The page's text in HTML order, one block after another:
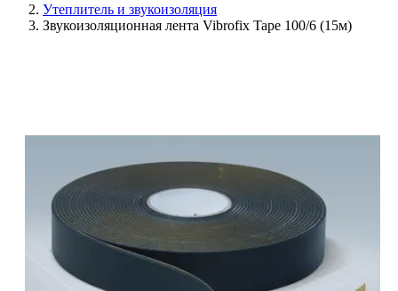
Утеплитель и звукоизоляция
Звукоизоляционная лента Vibrofix Tape 100/6 (15м)